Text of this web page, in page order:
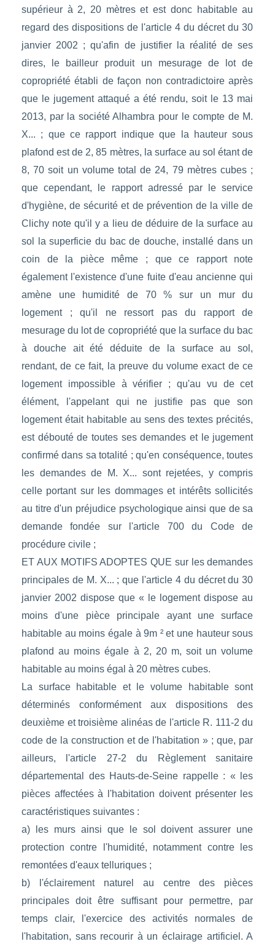
supérieur à 2, 20 mètres et est donc habitable au
regard des dispositions de l'article 4 du décret du 30
janvier 2002 ; qu'afin de justifier la réalité de ses
dires, le bailleur produit un mesurage de lot de
copropriété établi de façon non contradictoire après
que le jugement attaqué a été rendu, soit le 13 mai
2013, par la société Alhambra pour le compte de M.
X... ; que ce rapport indique que la hauteur sous
plafond est de 2, 85 mètres, la surface au sol étant de
8, 70 soit un volume total de 24, 79 mètres cubes ;
que cependant, le rapport adressé par le service
d'hygiène, de sécurité et de prévention de la ville de
Clichy note qu'il y a lieu de déduire de la surface au
sol la superficie du bac de douche, installé dans un
coin de la pièce même ; que ce rapport note
également l'existence d'une fuite d'eau ancienne qui
amène une humidité de 70 % sur un mur du
logement ; qu'il ne ressort pas du rapport de
mesurage du lot de copropriété que la surface du bac
à douche ait été déduite de la surface au sol,
rendant, de ce fait, la preuve du volume exact de ce
logement impossible à vérifier ; qu'au vu de cet
élément, l'appelant qui ne justifie pas que son
logement était habitable au sens des textes précités,
est débouté de toutes ses demandes et le jugement
confirmé dans sa totalité ; qu'en conséquence, toutes
les demandes de M. X... sont rejetées, y compris
celle portant sur les dommages et intérêts sollicités
au titre d'un préjudice psychologique ainsi que de sa
demande fondée sur l'article 700 du Code de
procédure civile ;
ET AUX MOTIFS ADOPTES QUE sur les demandes
principales de M. X... ; que l'article 4 du décret du 30
janvier 2002 dispose que « le logement dispose au
moins d'une pièce principale ayant une surface
habitable au moins égale à 9m ² et une hauteur sous
plafond au moins égale à 2, 20 m, soit un volume
habitable au moins égal à 20 mètres cubes.
La surface habitable et le volume habitable sont
déterminés conformément aux dispositions des
deuxième et troisième alinéas de l'article R. 111-2 du
code de la construction et de l'habitation » ; que, par
ailleurs, l'article 27-2 du Règlement sanitaire
départemental des Hauts-de-Seine rappelle : « les
pièces affectées à l'habitation doivent présenter les
caractéristiques suivantes :
a) les murs ainsi que le sol doivent assurer une
protection contre l'humidité, notamment contre les
remontées d'eaux telluriques ;
b) l'éclairement naturel au centre des pièces
principales doit être suffisant pour permettre, par
temps clair, l'exercice des activités normales de
l'habitation, sans recourir à un éclairage artificiel. A